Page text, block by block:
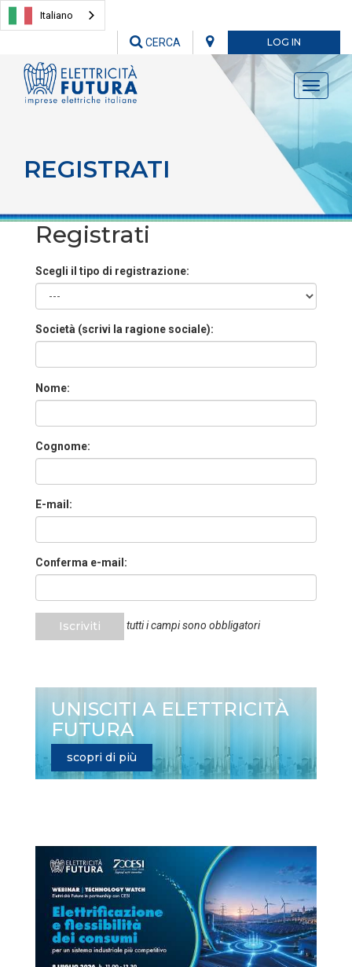
Italiano
LOG IN
CERCA
Toggle
REGISTRATI
Registrati
Scegli il tipo di registrazione:
Società (scrivi la ragione sociale):
Nome:
Cognome:
E-mail:
Conferma e-mail:
Iscriviti tutti i campi sono obbligatori
UNISCITI A ELETTRICITÀ
FUTURA
scopri di più